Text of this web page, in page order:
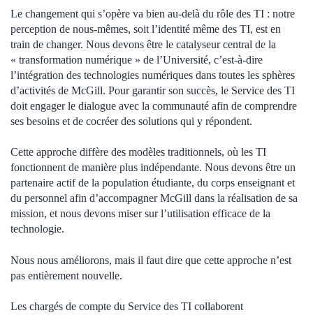
Le changement qui s’opère va bien au-delà du rôle des TI : notre
perception de nous‑mêmes, soit l’identité même des TI, est en
train de changer. Nous devons être le catalyseur central de la
« transformation numérique » de l’Université, c’est-à-dire
l’intégration des technologies numériques dans toutes les sphères
d’activités de McGill. Pour garantir son succès, le Service des TI
doit engager le dialogue avec la communauté afin de comprendre
ses besoins et de cocréer des solutions qui y répondent.
Cette approche diffère des modèles traditionnels, où les TI
fonctionnent de manière plus indépendante. Nous devons être un
partenaire actif de la population étudiante, du corps enseignant et
du personnel afin d’accompagner McGill dans la réalisation de sa
mission, et nous devons miser sur l’utilisation efficace de la
technologie.
Nous nous améliorons, mais il faut dire que cette approche n’est
pas entièrement nouvelle.
Les chargés de compte du Service des TI collaborent